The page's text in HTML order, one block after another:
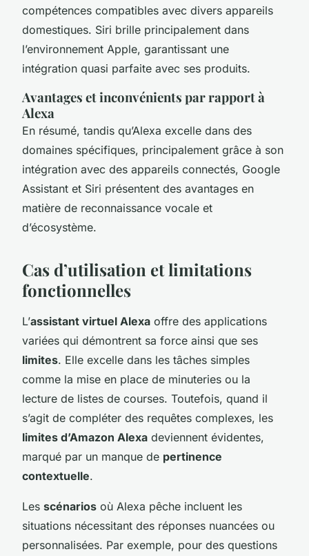
compétences compatibles avec divers appareils
domestiques. Siri brille principalement dans
l’environnement Apple, garantissant une
intégration quasi parfaite avec ses produits.
Avantages et inconvénients par rapport à
Alexa
En résumé, tandis qu’Alexa excelle dans des
domaines spécifiques, principalement grâce à son
intégration avec des appareils connectés, Google
Assistant et Siri présentent des avantages en
matière de reconnaissance vocale et
d’écosystème.
Cas d’utilisation et limitations
fonctionnelles
L’assistant virtuel Alexa offre des applications
variées qui démontrent sa force ainsi que ses
limites. Elle excelle dans les tâches simples
comme la mise en place de minuteries ou la
lecture de listes de courses. Toutefois, quand il
s’agit de compléter des requêtes complexes, les
limites d’Amazon Alexa deviennent évidentes,
marqué par un manque de pertinence
contextuelle.
Les scénarios où Alexa pêche incluent les
situations nécessitant des réponses nuancées ou
personnalisées. Par exemple, pour des questions